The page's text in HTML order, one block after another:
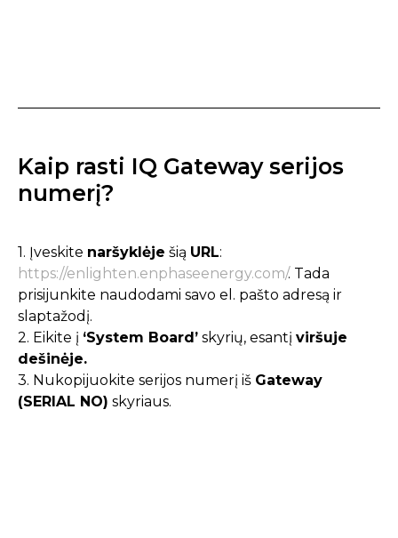
Kaip rasti IQ Gateway serijos
numerį?
1. Įveskite naršyklėje šią URL:
https://enlighten.enphaseenergy.com/. Tada
prisijunkite naudodami savo el. pašto adresą ir
slaptažodį.
2. Eikite į ‘System Board’ skyrių, esantį viršuje
dešinėje.
3. Nukopijuokite serijos numerį iš Gateway
(SERIAL NO) skyriaus.